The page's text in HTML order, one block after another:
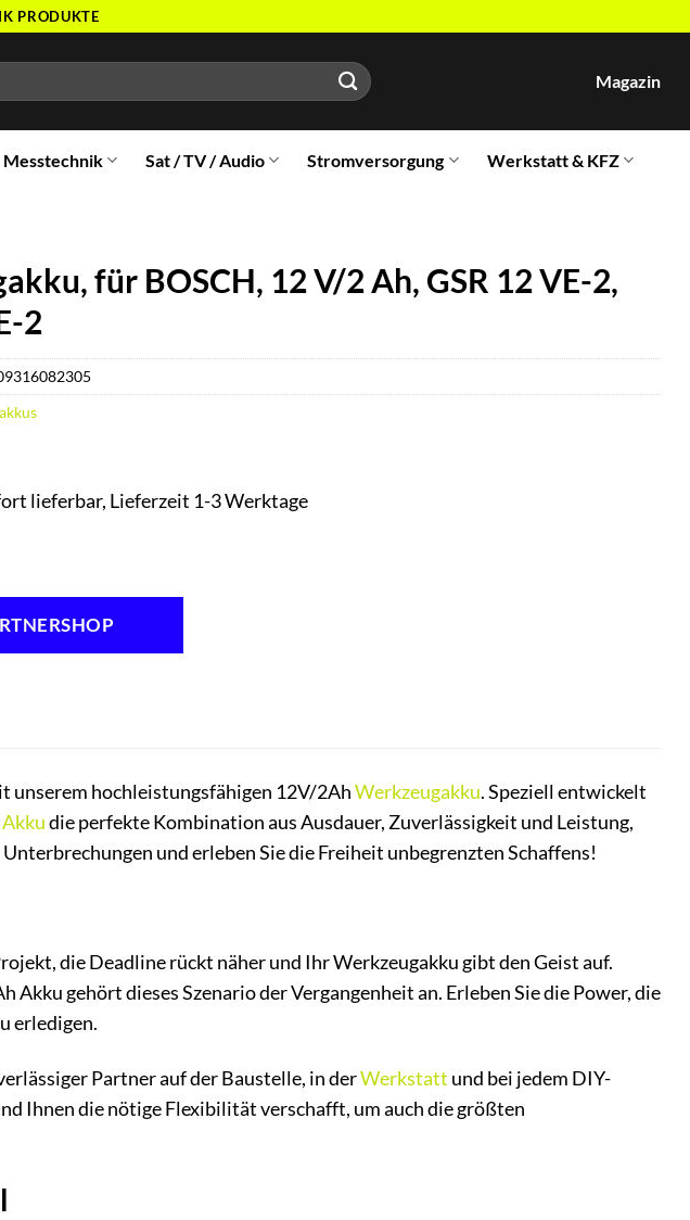
PRODUKTE
Magazin
Messtechnik Sat / TV / Audio Stromversorgung Werkstatt & KFZ
für BOSCH, 12 V/2 Ah, GSR 12 VE-2,
2
lieferbar, Lieferzeit 1-3 Werktage
unserem hochleistungsfähigen 12V/2AhWerkzeugakku. Speziell entwickelt
Akkudie perfekte Kombination aus Ausdauer, Zuverlässigkeit und Leistung,
und erleben Sie die Freiheit unbegrenzten Schaffens!
die Deadline rückt näher und Ihr Werkzeugakku gibt den Geist auf.
gehört dieses Szenario der Vergangenheit an. Erleben Sie die Power, die
erledigen.
Partner auf der Baustelle, in derWerkstatt und bei jedem DIY-
Ihnen die nötige Flexibilität verschafft, um auch die größten